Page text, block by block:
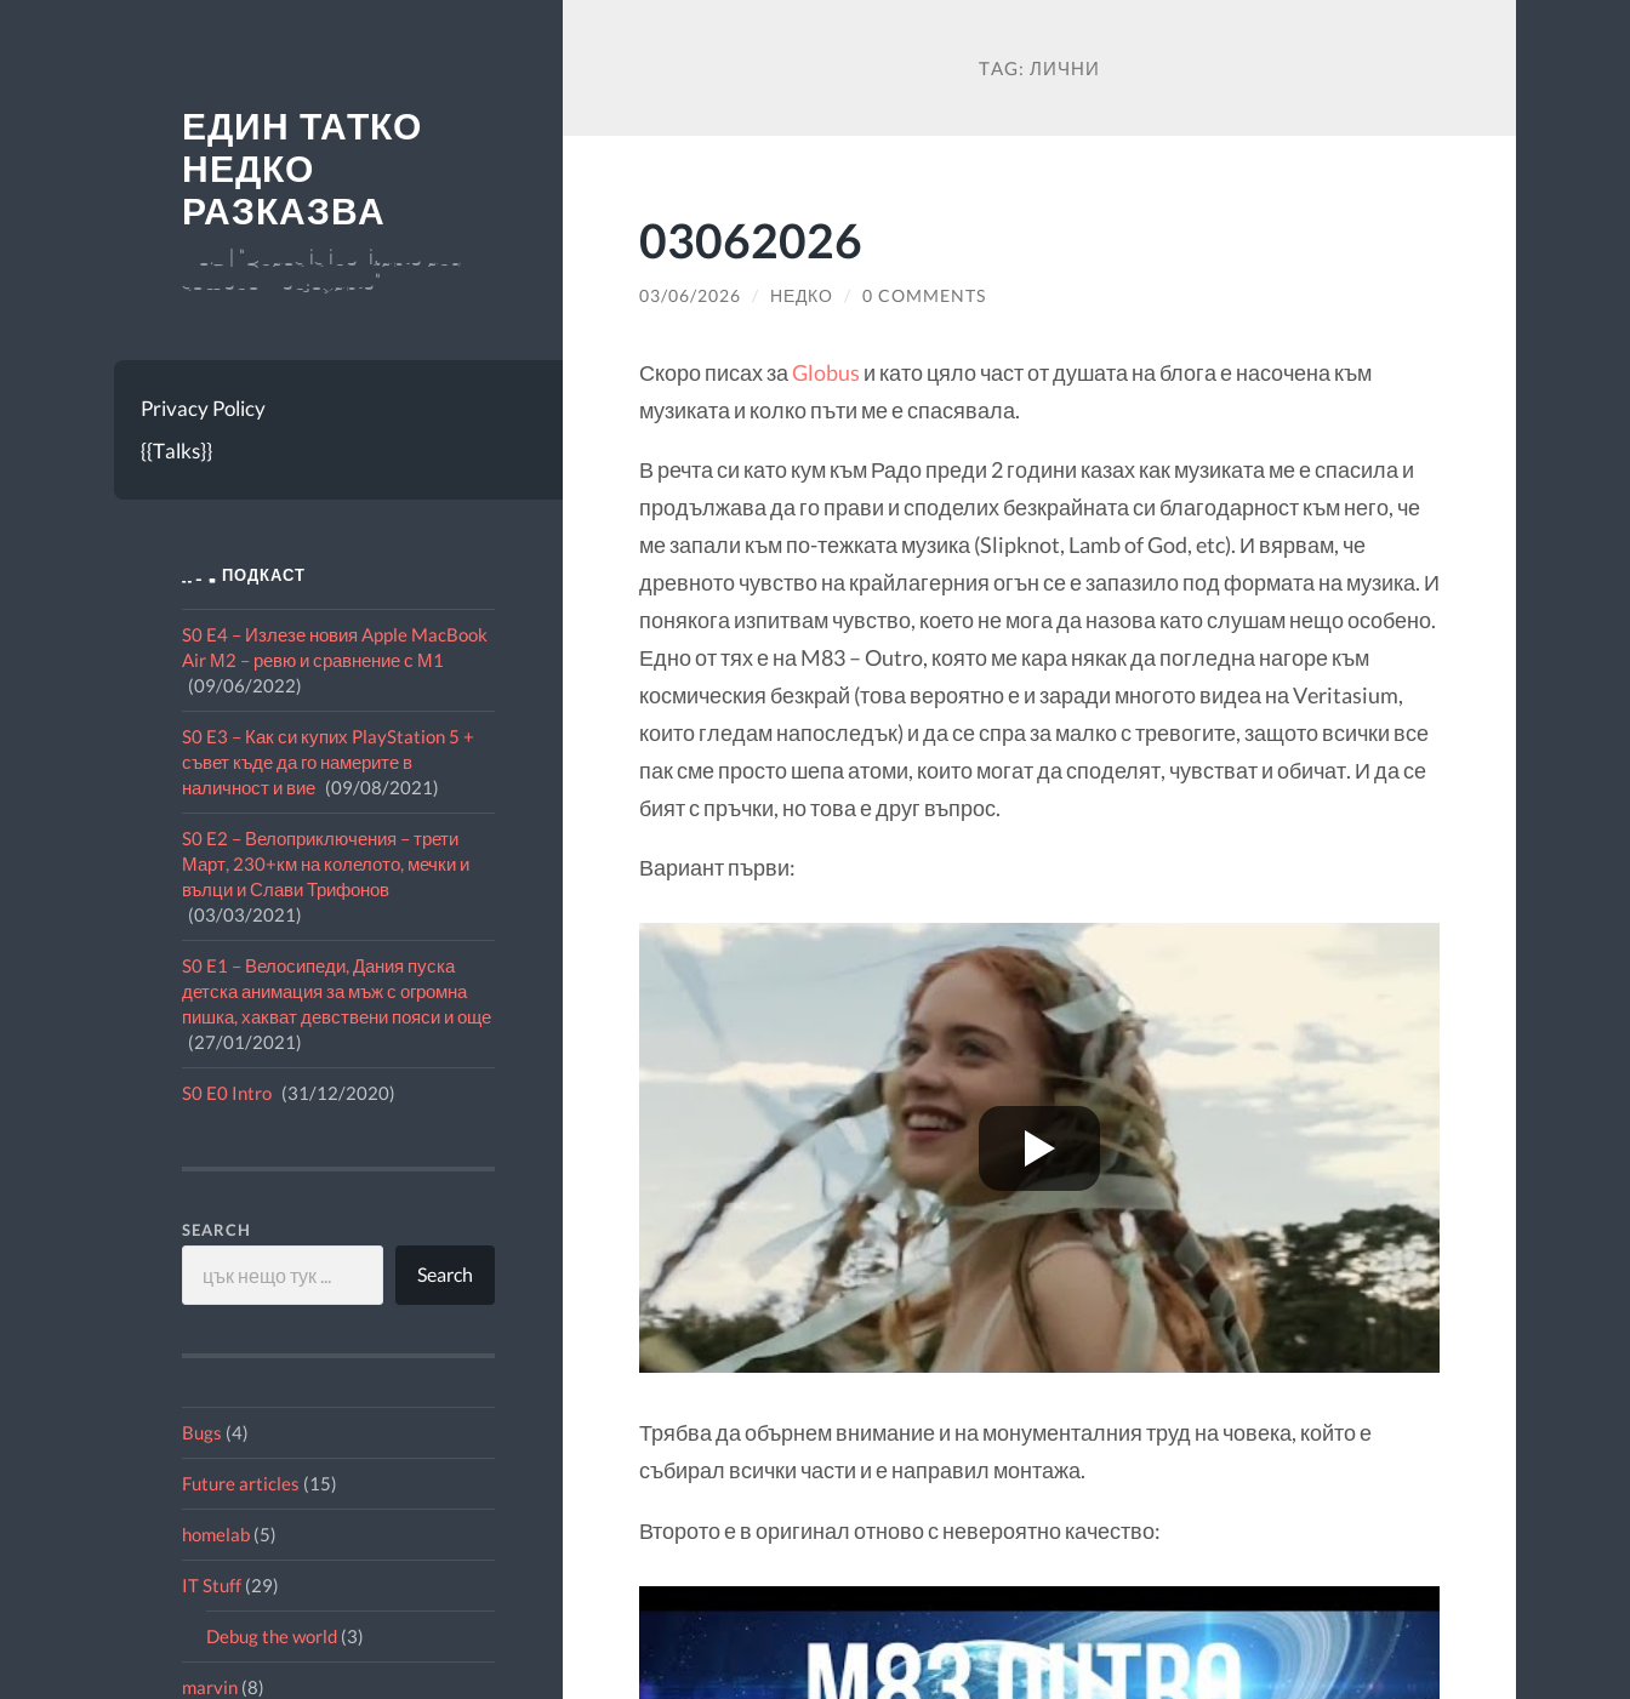
ЕДИН ТАТКО
НЕДКО
РАЗКАЗВА
v 0.7 | "Chaos is inevitable and
somehow enjoyable"
Privacy Policy
{{Talks}}
THE ПОДКАСТ
S0 E4 – Излезе новия Apple MacBook
Air М2 – ревю и сравнение с М1
09/06/2022
S0 E3 – Как си купих PlayStation 5 +
съвет къде да го намерите в
наличност и вие
09/08/2021
S0 E2 – Велоприключения – трети
Март, 230+км на колелото, мечки и
вълци и Слави Трифонов
03/03/2021
S0 E1 – Велосипеди, Дания пуска
детска анимация за мъж с огромна
пишка, хакват девствени пояси и още
27/01/2021
S0 E0 Intro 31/12/2020
SEARCH
Search
Bugs (4)
Future articles (15)
homelab(5)
IT Stuff(29)
Debug the world(3)
marvin(8)
TAG: ЛИЧНИ
03062026
03/06/2026 / НЕДКО / 0 COMMENTS
Скоро писах заGlobus и като цяло част от душата на блога е насочена към
музиката и колко пъти ме е спасявала.
В речта си като кум към Радо преди 2 години казах как музиката ме е спасила и
продължава да го прави и споделих безкрайната си благодарност към него, че
ме запали към по-тежката музика (Slipknot, Lamb of God, etc). И вярвам, че
древното чувство на крайлагерния огън се е запазило под формата на музика. И
понякога изпитвам чувство, което не мога да назова като слушам нещо особено.
Едно от тях е на M83 – Outro, която ме кара някак да погледна нагоре към
космическия безкрай (това вероятно е и заради многото видеа на Veritasium,
които гледам напоследък) и да се спра за малко с тревогите, защото всички все
пак сме просто шепа атоми, които могат да споделят, чувстват и обичат. И да се
бият с пръчки, но това е друг въпрос.
Вариант първи:
Трябва да обърнем внимание и на монументалния труд на човека, който е
събирал всички части и е направил монтажа.
Второто е в оригинал отново с невероятно качество: